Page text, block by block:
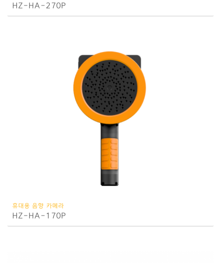
HZ-HA-270P
휴대용 음향 카메라
HZ-HA-170P